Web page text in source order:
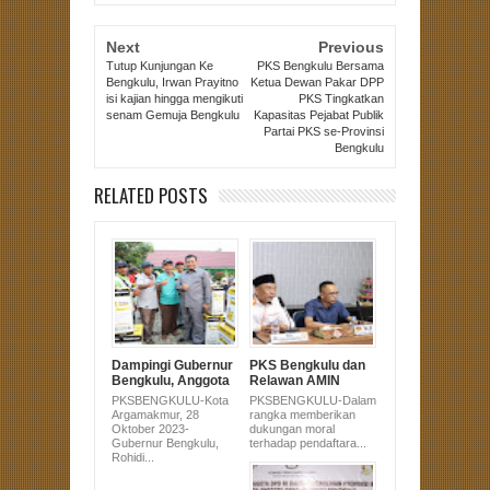
Next
Tutup Kunjungan Ke
Bengkulu, Irwan Prayitno
isi kajian hingga mengikuti
senam Gemuja Bengkulu
Previous
PKS Bengkulu Bersama
Ketua Dewan Pakar DPP
PKS Tingkatkan
Kapasitas Pejabat Publik
Partai PKS se-Provinsi
Bengkulu
RELATED POSTS
Dampingi Gubernur
Bengkulu, Anggota
DPRD Sujono Hadir
di Pembagian
Alsintan untuk
Masyarakat
Bengkulu Utara
PKSBENGKULU-Kota
Argamakmur, 28
Oktober 2023-
Gubernur Bengkulu,
Rohidi...
PKS Bengkulu dan
Relawan AMIN
Serahkan Dukungan
Pasangan Anies-
Muhaimin Ke KPU
PKSBENGKULU-Dalam
rangka memberikan
dukungan moral
terhadap pendaftara...